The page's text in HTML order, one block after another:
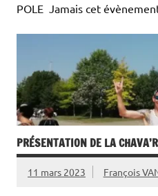
POLE Jamais cet
PRÉSENTATION DE LA
11 mars 2023 François